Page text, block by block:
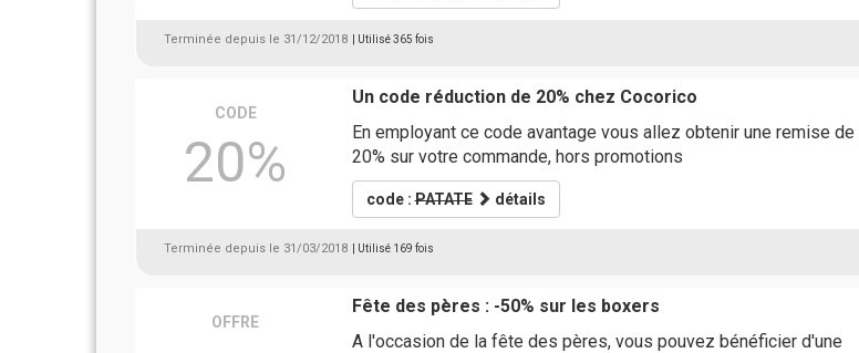
Terminée depuis le 31/12/2018 | Utilisé 365 fois
CODE
20%
Un code réduction de 20% chez Cocorico
En employant ce code avantage vous allez obtenir une remise de
20% sur votre commande, hors promotions
code :PATATE détails
Terminée depuis le 31/03/2018 | Utilisé 169 fois
OFFRE
Fête des pères : -50% sur les boxers
A l'occasion de la fête des pères, vous pouvez bénéficier d'une